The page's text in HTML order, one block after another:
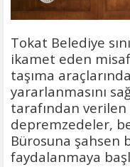
Tokat Belediye
ikamet eden
taşıma
yararlanmasını
tarafından
depremzedeler,
Bürosuna şahsen
faydalanmaya